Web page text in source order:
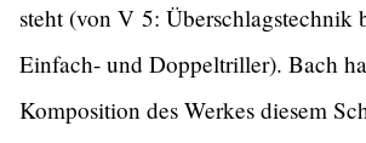
steht (von V 5: Überschlagstechnik
Einfach- und Doppeltriller). Bach
Komposition des Werkes diesem